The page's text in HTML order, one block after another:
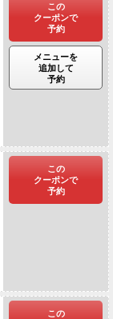
この
クーポンで
予約
メニューを
追加して
予約
この
クーポンで
予約
この